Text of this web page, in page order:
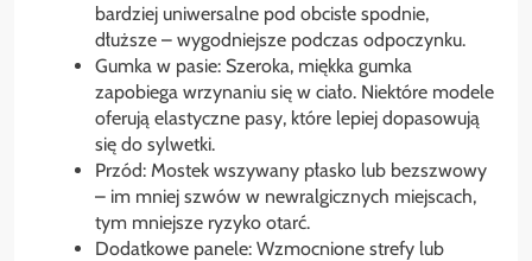
bardziej uniwersalne pod obcisłe spodnie,
dłuższe – wygodniejsze podczas odpoczynku.
Gumka w pasie: Szeroka, miękka gumka
zapobiega wrzynaniu się w ciało. Niektóre modele
oferują elastyczne pasy, które lepiej dopasowują
się do sylwetki.
Przód: Mostek wszywany płasko lub bezszwowy
– im mniej szwów w newralgicznych miejscach,
tym mniejsze ryzyko otarć.
Dodatkowe panele: Wzmocnione strefy lub